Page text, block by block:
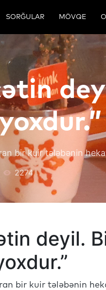
SORĞULAR MÖVQE
bir kuir tələbənin
2274
deyil.
bir kuir tələbənin